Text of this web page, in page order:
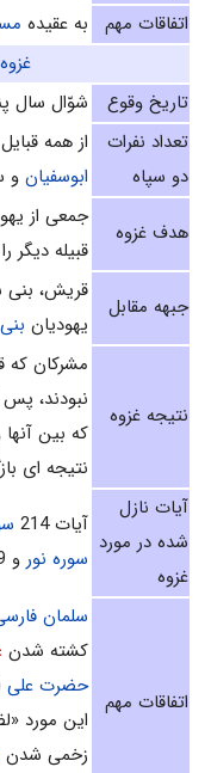
اتفاقات مهم به عقیده
تاریخ وقوع
شوّال سال
تعداد نفرات
دو سپاه
از همه
ابوسفیان و
هدف غزوه
جمعى از
قبیله دیگر
جبهه مقابل
قريش‌، بنى
یهودیان
نتیجه غزوه
مشرکان که
نبودند،
که بین
نتیجه ای
آیات نازل
شده در مورد
غزوه
آيات 214
سوره نور و 9- 25
اتفاقات مهم
سلمان
کشته شدن
حضرت علی
این مورد
زخمی شدن